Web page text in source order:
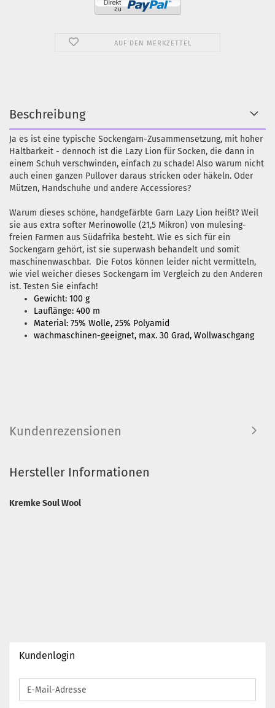
AUF DEN MERKZETTEL
Beschreibung
Ja es ist eine typische Sockengarn-Zusammensetzung, mit hoher
Haltbarkeit - dennoch ist die Lazy Lion für Socken, die dann in
einem Schuh verschwinden, einfach zu schade! Also warum nicht
auch einen ganzen Pullover daraus stricken oder häkeln. Oder
Mützen, Handschuhe und andere Accessiores?
Warum dieses schöne, handgefärbte Garn Lazy Lion heißt? Weil
sie aus extra softer Merinowolle (21,5 Mikron) von mulesing-
freien Farmen aus Südafrika besteht. Wie es sich für ein
Sockengarn gehört, ist sie superwash behandelt und somit
maschinenwaschbar. Die Fotos können leider nicht vermitteln,
wie viel weicher dieses Sockengarn im Vergleich zu den Anderen
ist. Testen Sie einfach!
Gewicht: 100 g
Lauflänge: 400 m
Material: 75% Wolle, 25% Polyamid
wachmaschinen-geeignet, max. 30 Grad, Wollwaschgang
Kundenrezensionen
Hersteller Informationen
Kremke Soul Wool
Kundenlogin
E-
Mail-